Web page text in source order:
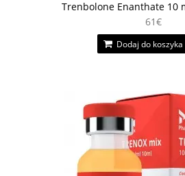
Trenbolone Enanthate 10
61€
Dodaj do koszyka